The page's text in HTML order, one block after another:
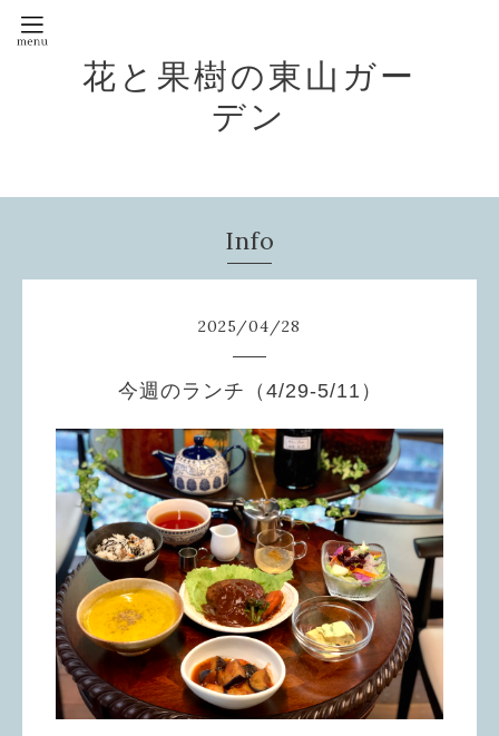
花と果樹の東山ガー
デン
Info
2025/04/28
今週のランチ（4/29-5/11）